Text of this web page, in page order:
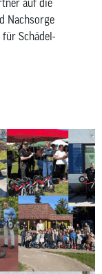
auf die
Nachsorge
Schädel-